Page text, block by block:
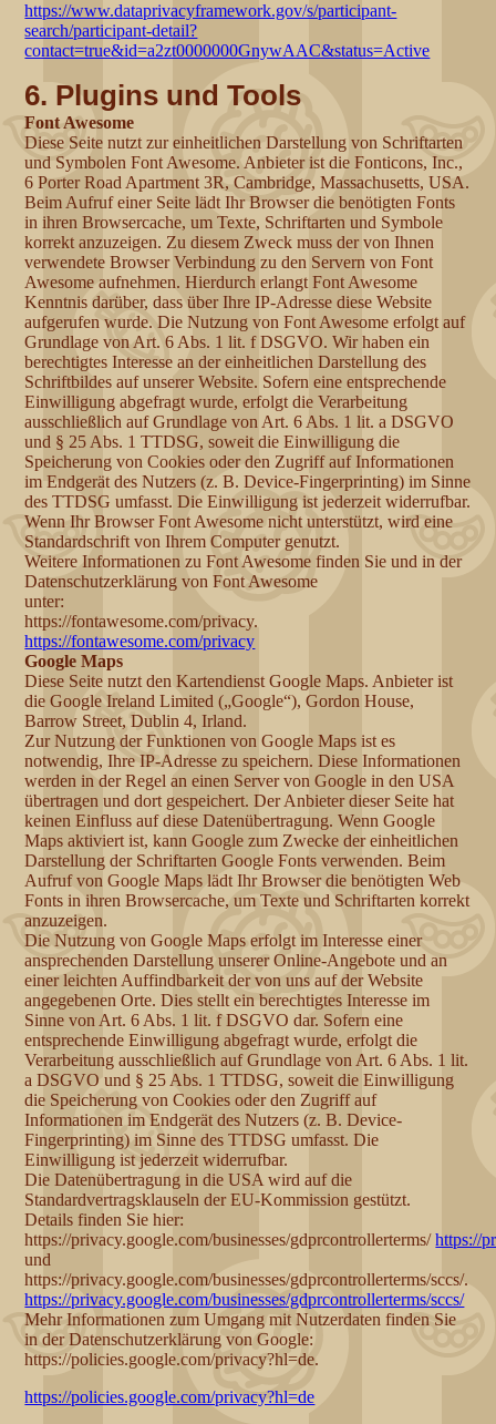
https://www.dataprivacyframework.gov/s/participant-
search/participant-detail?
contact=true&id=a2zt0000000GnywAAC&status=Active
6. Plugins und Tools
Font Awesome
Diese Seite nutzt zur einheitlichen Darstellung von Schriftarten
und Symbolen Font Awesome. Anbieter ist die Fonticons, Inc.,
6 Porter Road Apartment 3R, Cambridge, Massachusetts, USA.
Beim Aufruf einer Seite lädt Ihr Browser die benötigten Fonts
in ihren Browsercache, um Texte, Schriftarten und Symbole
korrekt anzuzeigen. Zu diesem Zweck muss der von Ihnen
verwendete Browser Verbindung zu den Servern von Font
Awesome aufnehmen. Hierdurch erlangt Font Awesome
Kenntnis darüber, dass über Ihre IP-Adresse diese Website
aufgerufen wurde. Die Nutzung von Font Awesome erfolgt auf
Grundlage von Art. 6 Abs. 1 lit. f DSGVO. Wir haben ein
berechtigtes Interesse an der einheitlichen Darstellung des
Schriftbildes auf unserer Website. Sofern eine entsprechende
Einwilligung abgefragt wurde, erfolgt die Verarbeitung
ausschließlich auf Grundlage von Art. 6 Abs. 1 lit. a DSGVO
und § 25 Abs. 1 TTDSG, soweit die Einwilligung die
Speicherung von Cookies oder den Zugriff auf Informationen
im Endgerät des Nutzers (z. B. Device-Fingerprinting) im Sinne
des TTDSG umfasst. Die Einwilligung ist jederzeit widerrufbar.
Wenn Ihr Browser Font Awesome nicht unterstützt, wird eine
Standardschrift von Ihrem Computer genutzt.
Weitere Informationen zu Font Awesome finden Sie und in der
Datenschutzerklärung von Font Awesome
unter:
https://fontawesome.com/privacy.
https://fontawesome.com/privacy
Google Maps
Diese Seite nutzt den Kartendienst Google Maps. Anbieter ist
die Google Ireland Limited („Google“), Gordon House,
Barrow Street, Dublin 4, Irland.
Zur Nutzung der Funktionen von Google Maps ist es
notwendig, Ihre IP-Adresse zu speichern. Diese Informationen
werden in der Regel an einen Server von Google in den USA
übertragen und dort gespeichert. Der Anbieter dieser Seite hat
keinen Einfluss auf diese Datenübertragung. Wenn Google
Maps aktiviert ist, kann Google zum Zwecke der einheitlichen
Darstellung der Schriftarten Google Fonts verwenden. Beim
Aufruf von Google Maps lädt Ihr Browser die benötigten Web
Fonts in ihren Browsercache, um Texte und Schriftarten korrekt
anzuzeigen.
Die Nutzung von Google Maps erfolgt im Interesse einer
ansprechenden Darstellung unserer Online-Angebote und an
einer leichten Auffindbarkeit der von uns auf der Website
angegebenen Orte. Dies stellt ein berechtigtes Interesse im
Sinne von Art. 6 Abs. 1 lit. f DSGVO dar. Sofern eine
entsprechende Einwilligung abgefragt wurde, erfolgt die
Verarbeitung ausschließlich auf Grundlage von Art. 6 Abs. 1 lit.
a DSGVO und § 25 Abs. 1 TTDSG, soweit die Einwilligung
die Speicherung von Cookies oder den Zugriff auf
Informationen im Endgerät des Nutzers (z. B. Device-
Fingerprinting) im Sinne des TTDSG umfasst. Die
Einwilligung ist jederzeit widerrufbar.
Die Datenübertragung in die USA wird auf die
Standardvertragsklauseln der EU-Kommission gestützt.
Details finden Sie hier:
https://privacy.google.com/businesses/gdprcontrollerterms/https://
und
https://privacy.google.com/businesses/gdprcontrollerterms/sccs/.
https://privacy.google.com/businesses/gdprcontrollerterms/sccs/
Mehr Informationen zum Umgang mit Nutzerdaten finden Sie
in der Datenschutzerklärung von Google:
https://policies.google.com/privacy?hl=de.
https://policies.google.com/privacy?hl=de